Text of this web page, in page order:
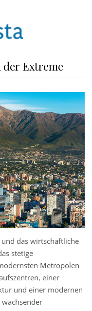
der Extreme
das wirtschaftliche
stetige
Metropolen
einer
und einer modernen